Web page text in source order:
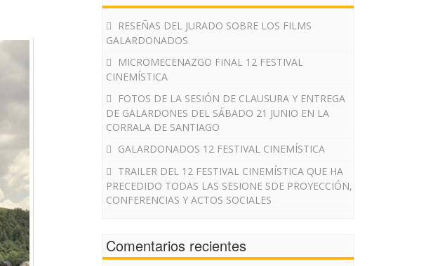
RESEÑAS DEL JURADO SOBRE LOS FILMS
GALARDONADOS
MICROMECENAZGO FINAL 12 FESTIVAL
CINEMÍSTICA
FOTOS DE LA SESIÓN DE CLAUSURA Y ENTREGA
DE GALARDONES DEL SÁBADO 21 JUNIO EN LA
CORRALA DE SANTIAGO
GALARDONADOS 12 FESTIVAL CINEMÍSTICA
TRAILER DEL 12 FESTIVAL CINEMÍSTICA QUE HA
PRECEDIDO TODAS LAS SESIONE SDE PROYECCIÓN,
CONFERENCIAS Y ACTOS SOCIALES
Comentarios recientes